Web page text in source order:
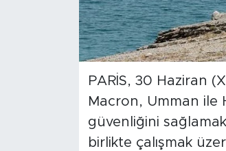
PARİS, 30 Haziran
Macron, Umman ile
güvenliğini
birlikte çalışmak
Xinhua Türkiye